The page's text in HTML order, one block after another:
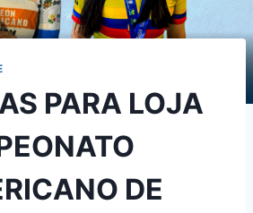
PARA LOJA
DE